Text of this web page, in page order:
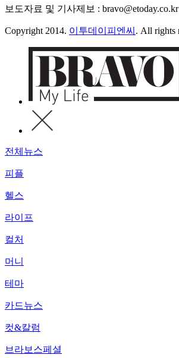
보도자료 및 기사제보 : bravo@etoday.co.kr
Copyright 2014. 이투데이피엔씨 . All rights
전체뉴스
피플
헬스
라이프
컬처
머니
테마
카드뉴스
컷&칼럼
브라보스페셜